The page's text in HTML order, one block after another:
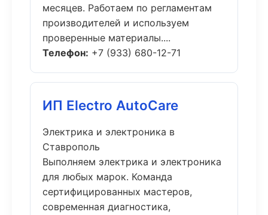
месяцев. Работаем по регламентам
производителей и используем
проверенные материалы....
Телефон: +7 (933) 680-12-71
ИП Electro AutoCare
Электрика и электроника в
Ставрополь
Выполняем электрика и электроника
для любых марок. Команда
сертифицированных мастеров,
современная диагностика,